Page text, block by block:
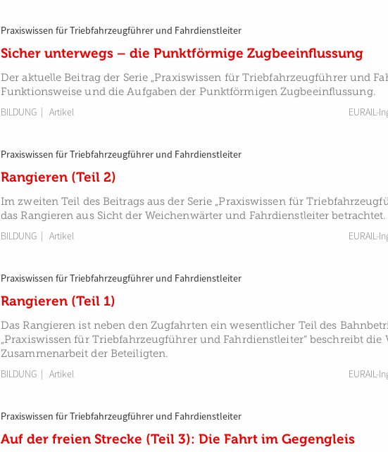
Praxiswissen für Triebfahrzeugführer und Fahrdienstleiter
Sicher unterwegs – die Punktförmige Zugbeeinflussung
Der aktuelle Beitrag der Serie „Praxiswissen für Triebfahrzeugführer und
Funktionsweise und die Aufgaben der Punktförmigen Zugbeeinflussung.
BILDUNG | Artikel EURAIL-
Praxiswissen für Triebfahrzeugführer und Fahrdienstleiter
Rangieren (Teil 2)
Im zweiten Teil des Beitrags aus der Serie „Praxiswissen für
das Rangieren aus Sicht der Weichenwärter und Fahrdienstleiter betrachtet.
BILDUNG | Artikel EURAIL-
Praxiswissen für Triebfahrzeugführer und Fahrdienstleiter
Rangieren (Teil 1)
Das Rangieren ist neben den Zugfahrten ein wesentlicher Teil des
„Praxiswissen für Triebfahrzeugführer und Fahrdienstleiter“ beschreibt die
Zusammenarbeit der Beteiligten.
BILDUNG | Artikel EURAIL-
Praxiswissen für Triebfahrzeugführer und Fahrdienstleiter
Auf der freien Strecke (Teil 3): Die Fahrt im Gegengleis